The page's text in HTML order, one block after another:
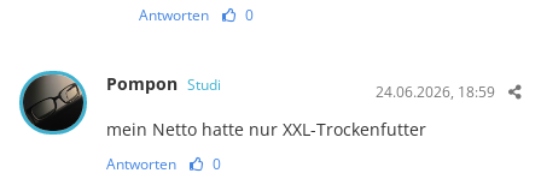
Antworten 0
Pompon Studi 24.06.2026, 18:59
mein Netto hatte nur XXL-Trockenfutter
Antworten 0